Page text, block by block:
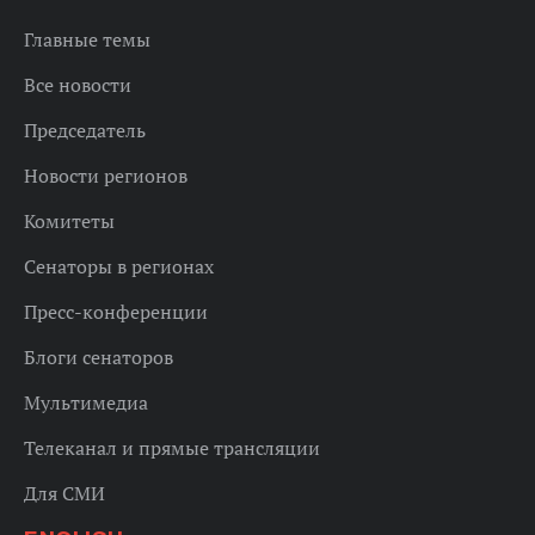
Главные темы
Все новости
Председатель
Новости регионов
Комитеты
Сенаторы в регионах
Пресс-конференции
Блоги сенаторов
Мультимедиа
Телеканал и прямые трансляции
Для СМИ